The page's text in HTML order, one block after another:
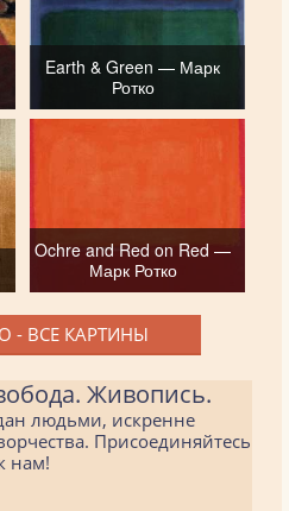
Earth & Green — Марк
Ротко
Ochre and Red on Red —
Марк Ротко
- ВСЕ КАРТИНЫ
Живопись.
людьми, искренне
Присоединяйтесь
нам!